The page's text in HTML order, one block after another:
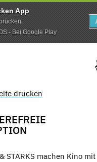
App
- Bei Google Play
drucken
STARKS machen Kino mit